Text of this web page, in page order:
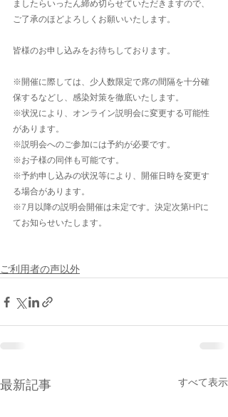
ましたらいったん締め切らせていただきますので、
ご了承のほどよろしくお願いいたします。
皆様のお申し込みをお待ちしております。
※開催に際しては、少人数限定で席の間隔を十分確
保するなどし、感染対策を徹底いたします。
※状況により、オンライン説明会に変更する可能性
があります。
※説明会へのご参加には予約が必要です。
※お子様の同伴も可能です。
※予約申し込みの状況等により、開催日時を変更す
る場合があります。
※7月以降の説明会開催は未定です。決定次第HPに
てお知らせいたします。
ご利用者の声以外
最新記事 すべて表示